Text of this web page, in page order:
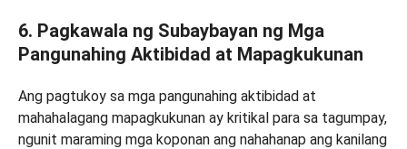
6. Pagkawala ng Subaybayan ng Mga
Pangunahing Aktibidad at Mapagkukunan
Ang pagtukoy sa mga pangunahing aktibidad at
mahahalagang mapagkukunan ay kritikal para sa tagumpay,
ngunit maraming mga koponan ang nahahanap ang kanilang